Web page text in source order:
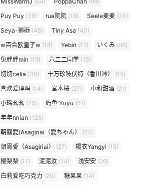
Puy Puy (36) rua阮阮 (18) Seele麦麦 (24)
Seya-狮砸 (48) Tiny Asa (40)
w百合欧皇子w (18) Yebin (17) いくみ (56)
兔胖胖min (19) 六二二同学 (15)
切切celia (36) 十万珍吱伏特（香川澪）
(15)
喜欢爱理吗 (14) 宮本桜 (27) 小和甜酒 (21)
小瑶幺幺 (25) 屿鱼 Yuyu (61)
年年nnian (125)
朝霧愛/Asagiriai（愛ちゃん）
(27)
朝霧愛（Asagiriai）
(27) 楊衣Yangyi (15)
樱梨梨 (17) 泥泥汝 (14) 浅安安 (26)
白莉爱吃巧克力 (20) 糖果果 (14)